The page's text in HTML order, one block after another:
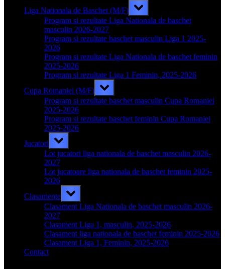
Liga Nationala de Baschet (M/F)
Toggle
sub-
menu
Program si rezultate Liga Nationala de baschet
masculin 2026-2027
Program si rezultate baschet masculin Liga 1 2025-
2026
Program si rezultate Liga Nationala de baschet feminin
2025-2026
Program si rezultate Liga 1 Feminin, 2025-2026
Cupa Romaniei (M/F)
Toggle
sub-
menu
Program si rezultate baschet masculin Cupa Romaniei
2025-2026
Program si rezultate baschet feminin Cupa Romaniei
2025-2026
Jucatori
Toggle
sub-
menu
Lot jucatori liga nationala de baschet masculin 2026-
2027
Lot jucatoare liga nationala de baschet feminin 2025-
2026
Clasamente
Toggle
sub-
menu
Clasament Liga Nationala de baschet masculin 2026-
2027
Clasament Liga 1, masculin, 2025-2026
Clasament liga nationala de baschet feminin 2025-2026
Clasament Liga 1, Feminin, 2025-2026
Contact